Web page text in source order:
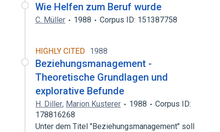
Wie Helfen zum Beruf wurde
C. Müller 1988 Corpus ID: 151387758
HIGHLY CITED 1988
Beziehungsmanagement -
Theoretische Grundlagen und
explorative Befunde
H. Diller, Marion Kusterer 1988
Corpus ID:
178816268
Unter dem Titel "Beziehungsmanagement" soll